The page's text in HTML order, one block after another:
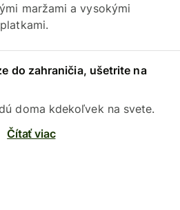
maržami a vysokými
do zahraničia, ušetrite na
doma kdekoľvek na svete.
Čítať viac